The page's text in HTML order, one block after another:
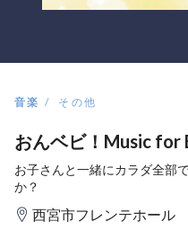
音楽 その他
おんベビ！Music for
お子さんと一緒にカラダ全部
か？
西宮市フレンテホール